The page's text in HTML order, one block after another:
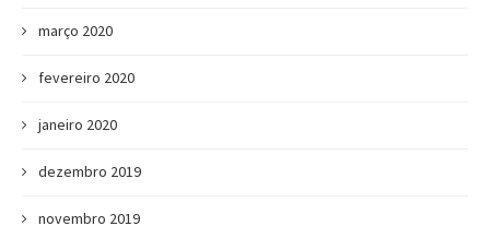
março 2020
fevereiro 2020
janeiro 2020
dezembro 2019
novembro 2019